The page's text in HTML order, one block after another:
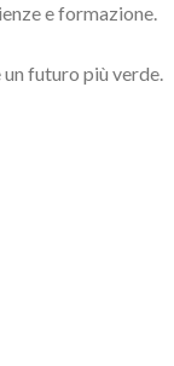
e formazione.
futuro più verde.